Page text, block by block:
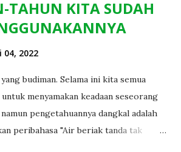
TAHUN KITA SUDAH
04, 2022
budiman. Selama ini kita semua
menyamakan keadaan seseorang
pengetahuannya dangkal adalah
peribahasa "Air beriak tanda tak